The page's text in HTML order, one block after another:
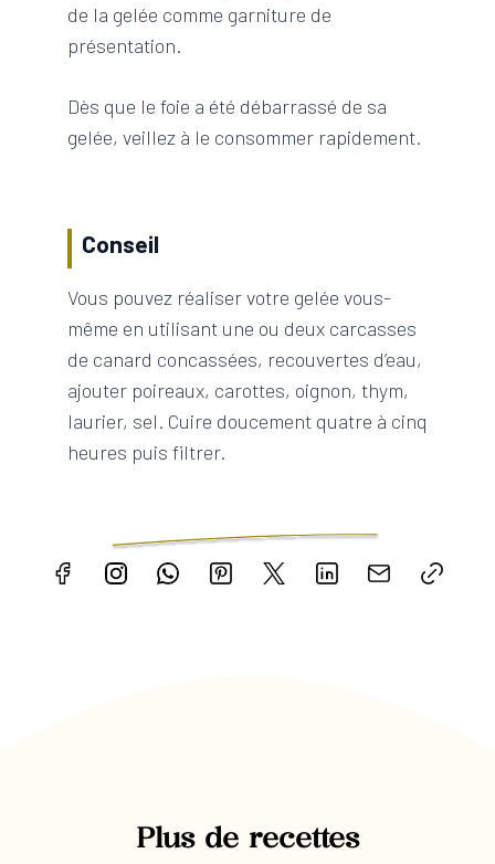
de la gelée comme garniture de
présentation.
Dès que le foie a été débarrassé de sa
gelée, veillez à le consommer rapidement.
Conseil
Vous pouvez réaliser votre gelée vous-
même en utilisant une ou deux carcasses
de canard concassées, recouvertes d’eau,
ajouter poireaux, carottes, oignon, thym,
laurier, sel. Cuire doucement quatre à cinq
heures puis filtrer.
Plus de recettes